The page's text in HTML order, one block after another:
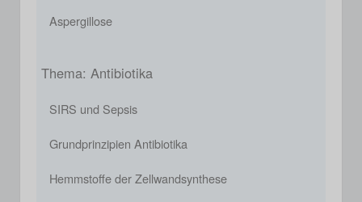
Aspergillose
Thema: Antibiotika
SIRS und Sepsis
Grundprinzipien Antibiotika
Hemmstoffe der Zellwandsynthese